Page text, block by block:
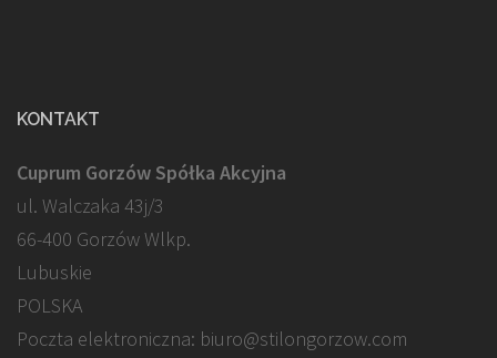
KONTAKT
Cuprum Gorzów Spółka Akcyjna
ul. Walczaka 43j/3
66-400 Gorzów Wlkp.
Lubuskie
POLSKA
Poczta elektroniczna: biuro@stilongorzow.com